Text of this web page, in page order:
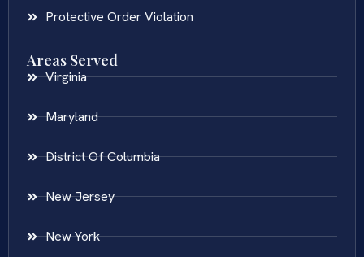
Protective Order Violation
Areas Served
Virginia
Maryland
District Of Columbia
New Jersey
New York